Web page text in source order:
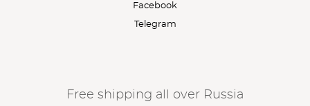
Facebook
Telegram
Free shipping all over Russia